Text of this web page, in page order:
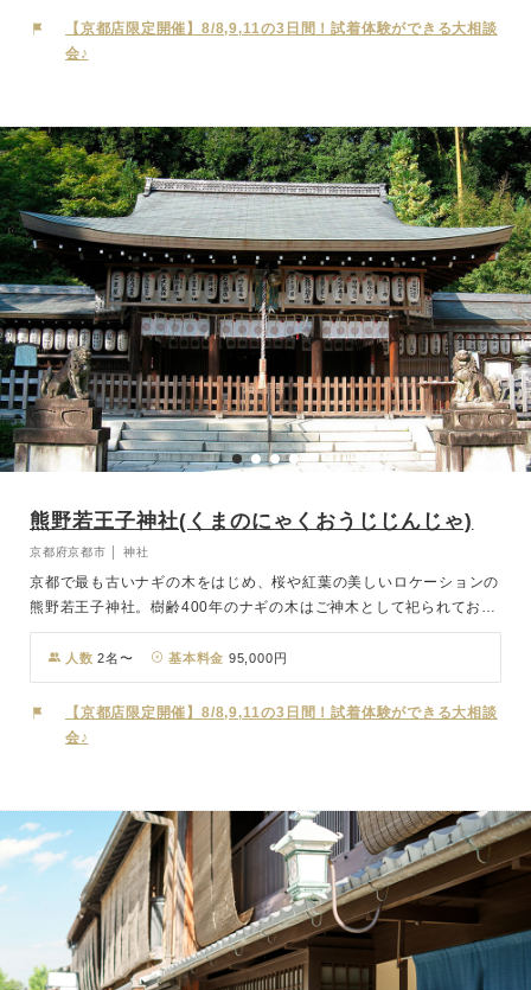
緒ある寺院です。仏前結婚式では「行華（あんげ）の儀」を中心に、
仏教の三宝に帰依する伝統的な儀式が執り行われます。先祖代々の位
しく、厳粛な中にもおおらかな雰囲気をたたえ、人々を迎え入れてき
たお寺です。
【京都店限定開催】8/8,9,11の3日間！試着体験ができる大相談
会♪
熊野若王子神社(くまのにゃくおうじじんじゃ)
京都府京都市 │ 神社
京都で最も古いナギの木をはじめ、桜や紅葉の美しいロケーションの
熊野若王子神社。樹齢400年のナギの木はご神木として祀られてお
り、記念撮影のスポットとしても人気です。四季折々の美しい風景の
中で、大切な一日をお過ごしいただけます。この神社は、日本で初め
ての夫婦神である伊佐那岐神と伊佐那美神を祀っており、歴史と伝統
を感じさせる厳かな挙式を執り行えます。境内は自然豊かで、古くか
ら多くの参拝者に親しまれてきました。特に紅葉や桜の時期には美し
人数 2名〜 基本料金 95,000円
【京都店限定開催】8/8,9,11の3日間！試着体験ができる大相談
会♪